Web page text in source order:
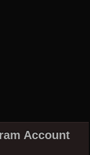
Account